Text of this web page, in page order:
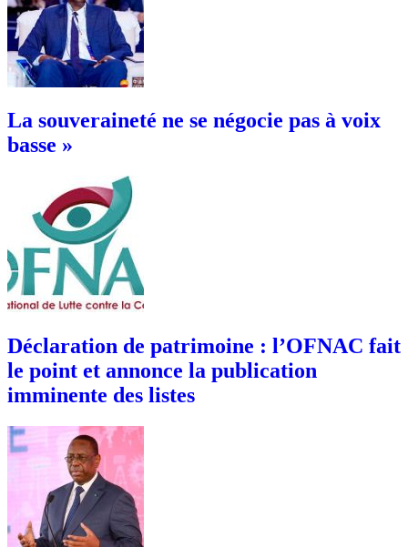
La souveraineté ne se négocie pas à voix
basse »
Déclaration de patrimoine : l’OFNAC fait
le point et annonce la publication
imminente des listes